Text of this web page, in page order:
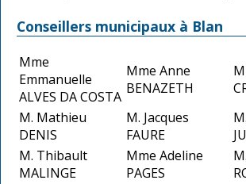
Conseillers municipaux à Blan
Mme
Emmanuelle
ALVES DA COSTA
Mme Anne
BENAZETH
M. Mathieu
DENIS
M. Jacques
FAURE
M. Thibault
MALINGE
Mme Adeline
PAGES